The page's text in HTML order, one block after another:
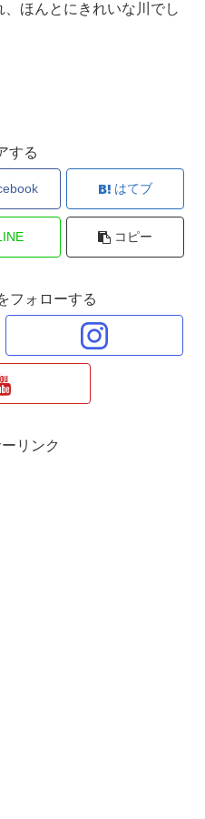
ほんとにきれいな川でし
する
はてブ
コピー
フォローする
リンク